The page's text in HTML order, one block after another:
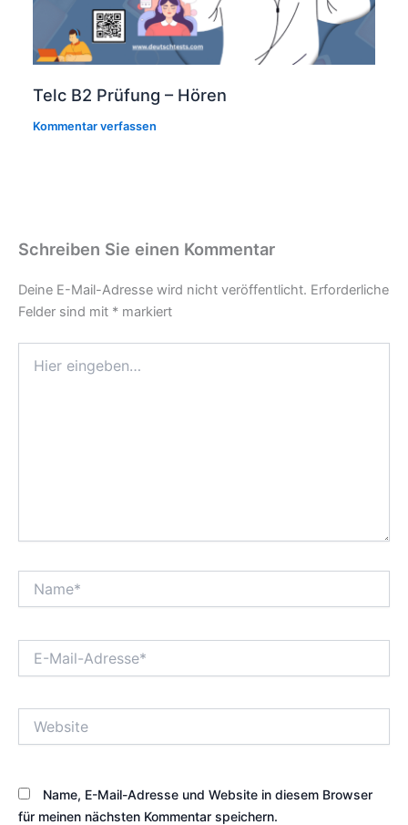
Telc B2 Prüfung – Hören
Kommentar verfassen
Schreiben Sie einen Kommentar
Deine E-Mail-Adresse wird nicht veröffentlicht. Erforderliche
Felder sind mit * markiert
eingeben…
Mail-
Name, E-Mail-Adresse und Website in diesem Browser
für meinen nächsten Kommentar speichern.